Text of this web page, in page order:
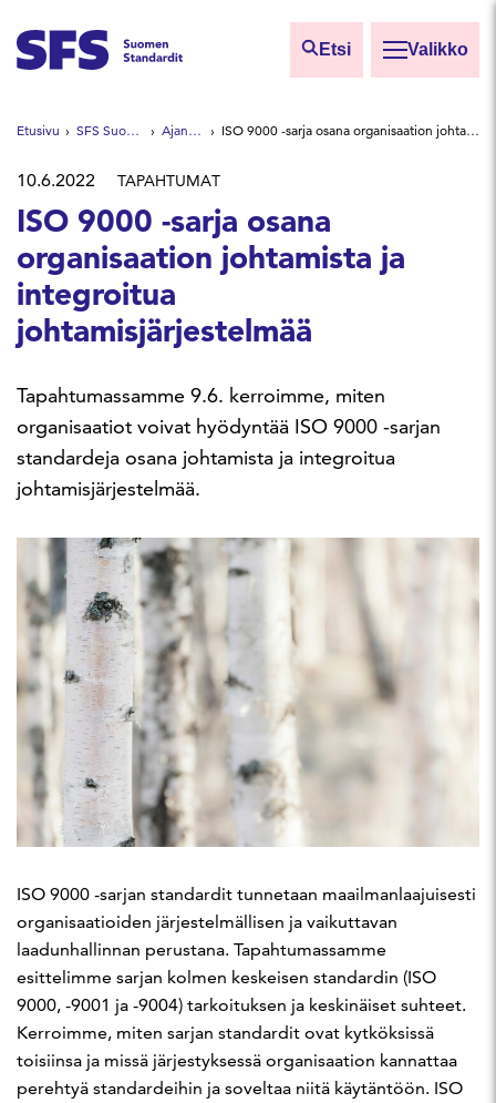
Etsi Valikko
Etsi sivuilta
Hae hakutermillä
Etusivu SFS Suomen Standardit Ajankohtaista ISO 9000 -sarja osana organisaation johtamista ja integroitua johtamisjärjestelmää
10.6.2022 TAPAHTUMAT
ISO 9000 -sarja osana
organisaation johtamista ja
integroitua
johtamisjärjestelmää
Tapahtumassamme 9.6. kerroimme, miten
organisaatiot voivat hyödyntää ISO 9000 -sarjan
standardeja osana johtamista ja integroitua
johtamisjärjestelmää.
ISO 9000 -sarjan standardit tunnetaan maailmanlaajuisesti
organisaatioiden järjestelmällisen ja vaikuttavan
laadunhallinnan perustana. Tapahtumassamme
esittelimme sarjan kolmen keskeisen standardin (ISO
9000, -9001 ja -9004) tarkoituksen ja keskinäiset suhteet.
Kerroimme, miten sarjan standardit ovat kytköksissä
toisiinsa ja missä järjestyksessä organisaation kannattaa
perehtyä standardeihin ja soveltaa niitä käytäntöön. ISO